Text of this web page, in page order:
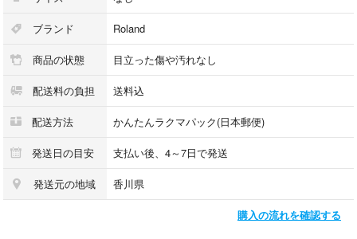
ブランド Roland
商品の状態 目立った傷や汚れなし
配送料の負担 送料込
配送方法 かんたんラクマパック(日本郵便)
発送日の目安 支払い後、4～7日で発送
発送元の地域 香川県
購入の流れを確認する